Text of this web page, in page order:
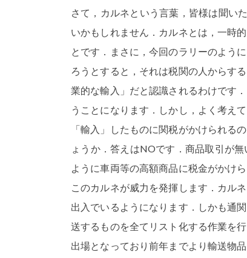
さて，カルネという言葉，皆様は聞い
いかもしれません．カルネとは，一時
とです．まさに，今回のラリーのよう
ろうとすると，それは税関の人からす
業的な輸入」だと認識されるわけです
うことになります．しかし，よく考え
「輸入」したものに関税がかけられる
ょうか．答えはNOです．商品取引が
ように車両等の高額商品に税金がかけ
このカルネが威力を発揮します．カル
出入でいるようになります．しかも通
送するものを全てリスト化する作業を
出場となっており前年までより輸送物